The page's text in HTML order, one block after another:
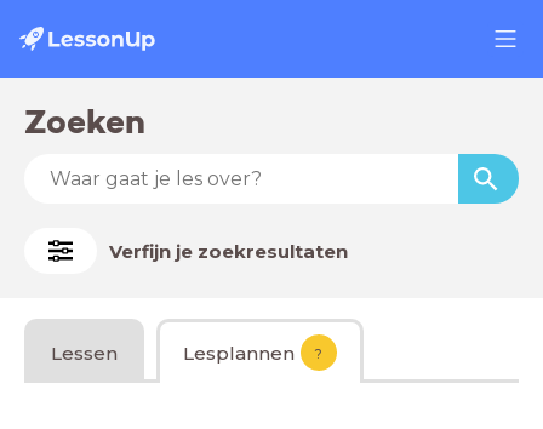
Zoeken
Verfijn je zoekresultaten
Lessen Lesplannen ?